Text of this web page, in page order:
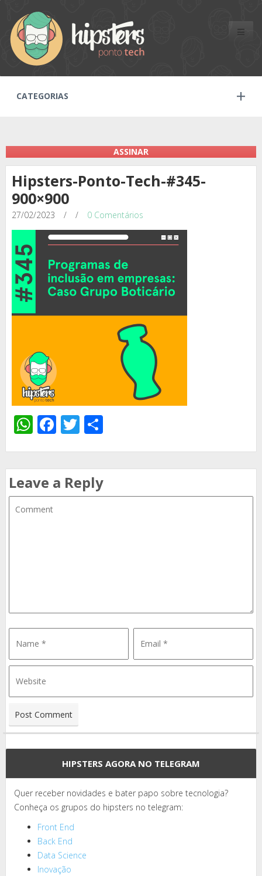
Toggle
CATEGORIAS
ASSINAR
Hipsters-Ponto-Tech-#345-
900×900
27/02/2023 / / 0 Comentários
WhatsApp
Facebook
Twitter
Leave a Reply
HIPSTERS AGORA NO TELEGRAM
Quer receber novidades e bater papo sobre tecnologia?
Conheça os grupos do hipsters no telegram:
Front End
Back End
Data Science
Inovação